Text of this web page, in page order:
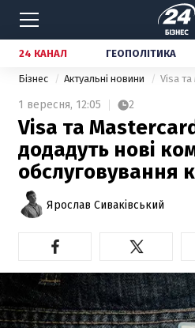
24 КАНАЛ ГЕОПОЛІТИКА
Бізнес Актуальні новини
1 вересня, 12:05 2
Visa та
додадуть нові
обслуговування
Ярослав Сиваківський